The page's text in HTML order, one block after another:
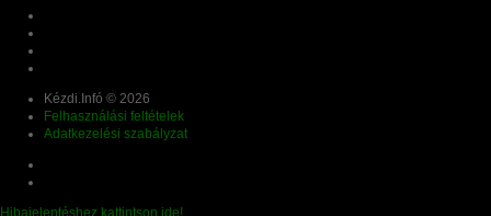
Kézdi.Infó © 2026
Felhasználási feltételek
Adatkezelési szabályzat
Hibajelentéshez kattintson ide!